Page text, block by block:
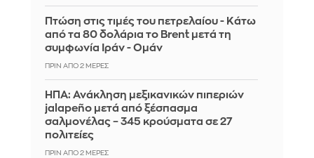
Πτώση στις τιμές του πετρελαίου - Κάτω
από τα 80 δολάρια το Brent μετά τη
συμφωνία Ιράν - Ομάν
ΠΡΙΝ ΑΠΌ 2 ΜΈΡΕΣ
ΗΠΑ: Ανάκληση μεξικανικών πιπεριών
jalapeño μετά από ξέσπασμα
σαλμονέλας – 345 κρούσματα σε 27
πολιτείες
ΠΡΙΝ ΑΠΌ 2 ΜΈΡΕΣ